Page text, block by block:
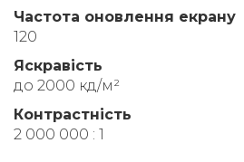
Частота оновлення екрану
120
Яскравість
до 2000 кд/м²
Контрастність
2 000 000 : 1